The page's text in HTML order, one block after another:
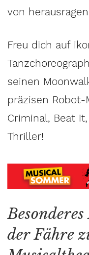
von
Freu dich auf
seinen
präzisen Robot-
Criminal, Beat
Thriller!
der Fähre